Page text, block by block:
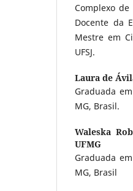
Complexo de
Docente da
Mestre em
UFSJ.
Laura de
Graduada
MG, Brasil.
Waleska
UFMG
Graduada
MG, Brasil